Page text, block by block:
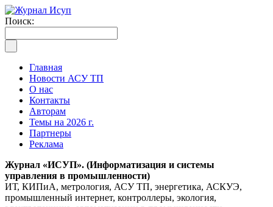
Поиск:
Главная
Новости АСУ ТП
О нас
Контакты
Авторам
Темы на 2026 г.
Партнеры
Реклама
Журнал «ИСУП». (Информатизация и системы
управления в промышленности)
ИТ, КИПиА, метрология, АСУ ТП, энергетика, АСКУЭ,
промышленный интернет, контроллеры, экология,